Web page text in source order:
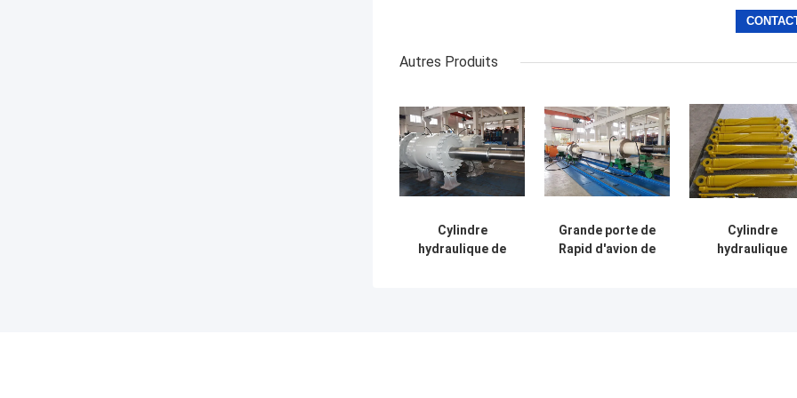
Autres Produits
Cylindre
hydraulique de
Grande porte de
Rapid d'avion de
Cylindre
hydraulique